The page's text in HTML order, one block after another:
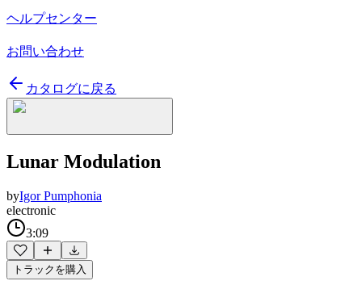
ヘルプセンター
お問い合わせ
カタログに戻る
Lunar Modulation
byIgor Pumphonia
electronic
3:09
トラックを購入